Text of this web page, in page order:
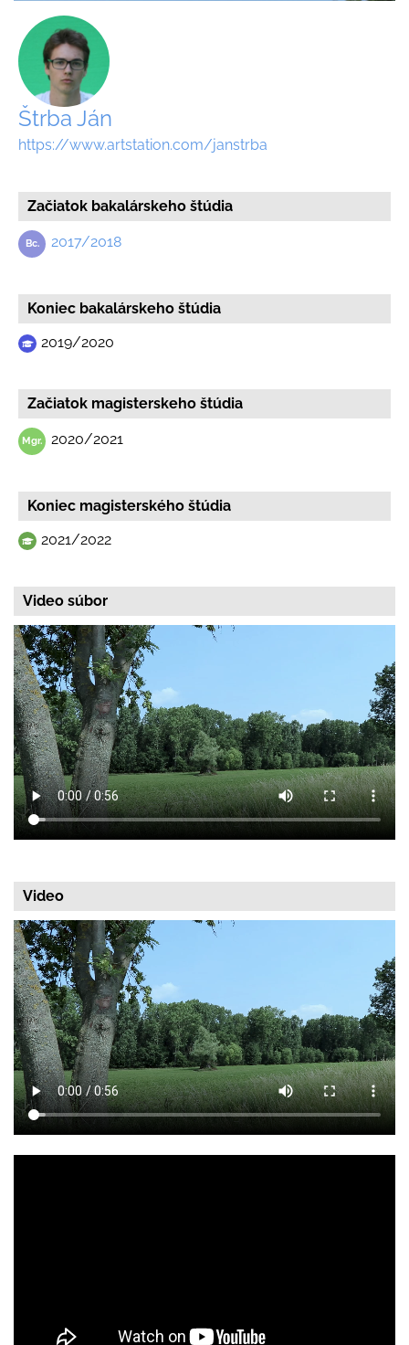
Štrba Ján
https://www.artstation.com/janstrba
Začiatok bakalárskeho štúdia
2017/2018
Koniec bakalárskeho štúdia
2019/2020
Začiatok magisterskeho štúdia
2020/2021
Koniec magisterského štúdia
2021/2022
Video súbor
Video